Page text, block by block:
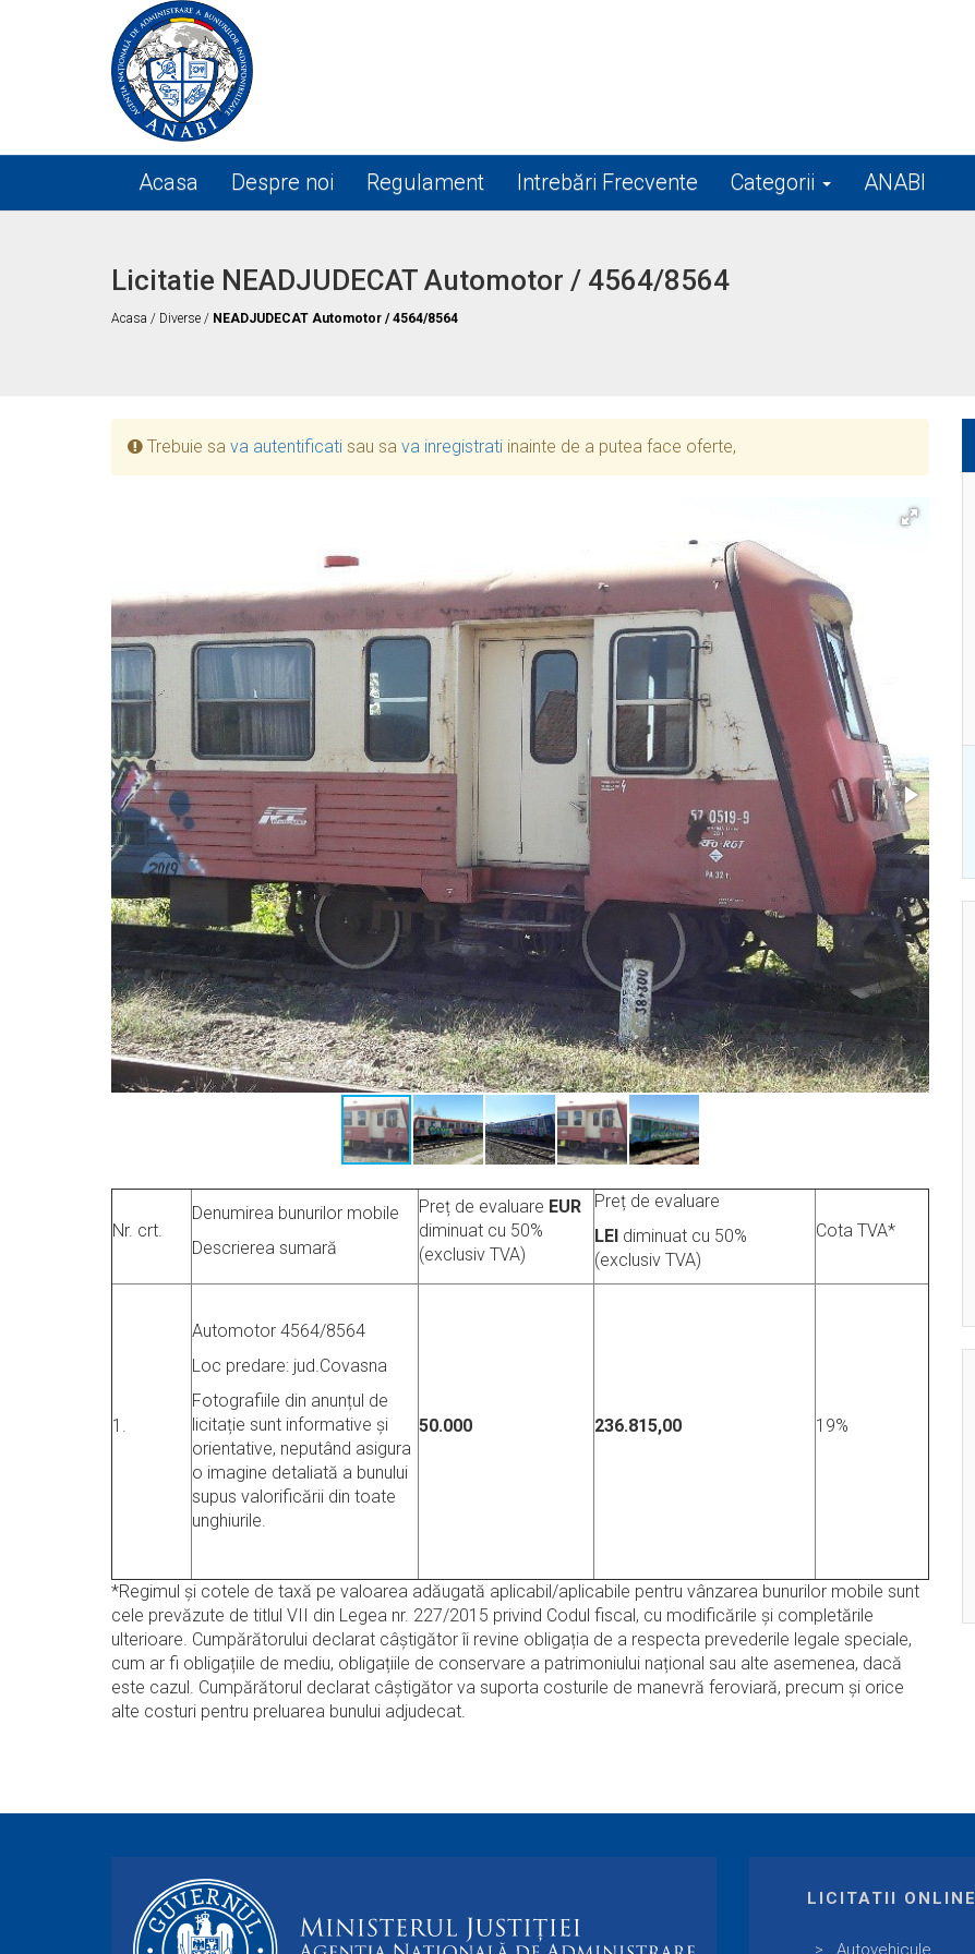
Acasa Despre noi Regulament Intrebări Frecvente Categorii ANABI
Licitatie NEADJUDECAT Automotor / 4564/8564
Acasa / Diverse / NEADJUDECAT Automotor / 4564/8564
Trebuie sa va autentificati sau sa va inregistrati inainte de a putea face oferte,
Nr. crt.
Denumirea bunurilor mobile
Descrierea sumară
Preț de evaluare EUR
diminuat cu 50%
(exclusiv TVA)
Preț de evaluare
LEI diminuat cu 50%
(exclusiv TVA)
Cota TVA*
1.
Automotor 4564/8564
Loc predare: jud.Covasna
Fotografiile din anunțul de
licitație sunt informative și
orientative, neputând asigura
o imagine detaliată a bunului
supus valorificării din toate
unghiurile.
50.000 236.815,00 19%
*Regimul şi cotele de taxă pe valoarea adăugată aplicabil/aplicabile pentru vânzarea bunurilor mobile sunt
cele prevăzute de titlul VII din Legea nr. 227/2015 privind Codul fiscal, cu modificările şi completările
ulterioare. Cumpărătorului declarat câștigător îi revine obligația de a respecta prevederile legale speciale,
cum ar fi obligațiile de mediu, obligațiile de conservare a patrimoniului național sau alte asemenea, dacă
este cazul. Cumpărătorul declarat câștigător va suporta costurile de manevră feroviară, precum și orice
alte costuri pentru preluarea bunului adjudecat.
LICITATII ONLINE
Autovehicule